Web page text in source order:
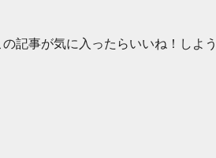
の記事が気に入ったらいいね！しよう